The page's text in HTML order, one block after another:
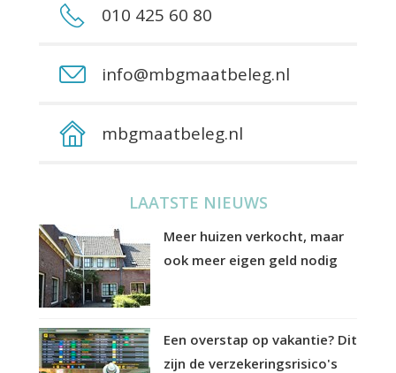
010 425 60 80
info@mbgmaatbeleg.nl
mbgmaatbeleg.nl
LAATSTE NIEUWS
Meer huizen verkocht, maar
ook meer eigen geld nodig
Een overstap op vakantie? Dit
zijn de verzekeringsrisico's